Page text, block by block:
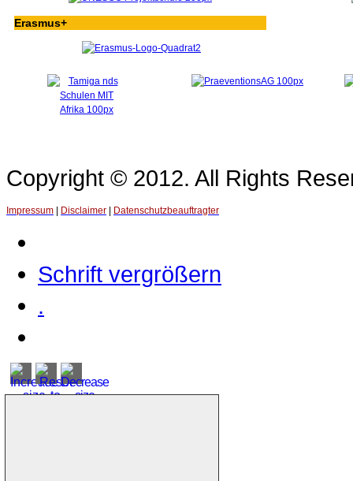
Erasmus+
Copyright © 2012. All Rights
Impressum Disclaimer Datenschutzbeauftragter
Schrift vergrößern
.